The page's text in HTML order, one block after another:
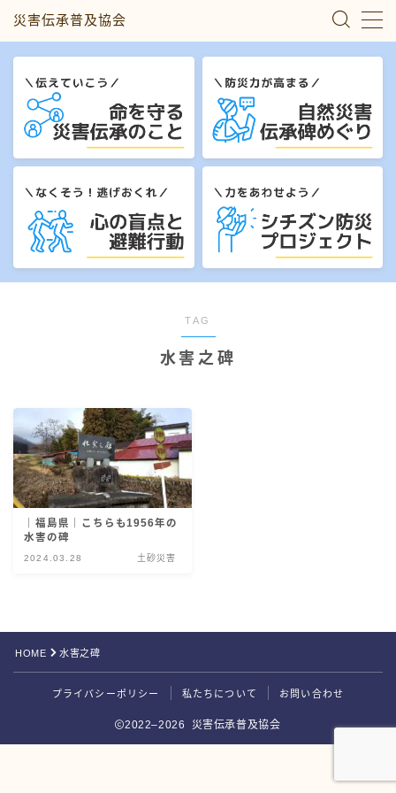
災害伝承普及協会
MENU
災害伝承のこと
自然災害伝承碑めぐり
心の盲点と避難行動
シチズン防災プロジェクト
災害伝承検定
TAG
水害之碑
｜福島県｜こちらも1956年の
水害の碑
2024.03.28 土砂災害
HOME 水害之碑
プライバシーポリシー 私たちについて お問い合わせ
2022–2026 災害伝承普及協会